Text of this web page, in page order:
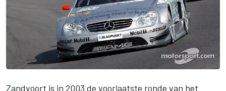
Zandvoort is in 2003 de voorlaatste ronde van het